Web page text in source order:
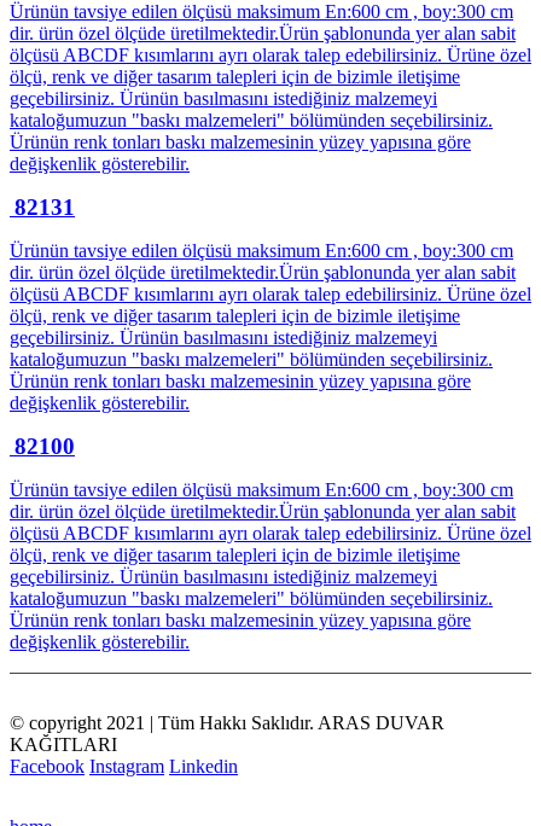
Ürünün tavsiye edilen ölçüsü maksimum En:600 cm , boy:300 cm
dir. ürün özel ölçüde üretilmektedir.Ürün şablonunda yer alan sabit
ölçüsü ABCDF kısımlarını ayrı olarak talep edebilirsiniz. Ürüne özel
ölçü, renk ve diğer tasarım talepleri için de bizimle iletişime
geçebilirsiniz. Ürünün basılmasını istediğiniz malzemeyi
kataloğumuzun "baskı malzemeleri" bölümünden seçebilirsiniz.
Ürünün renk tonları baskı malzemesinin yüzey yapısına göre
değişkenlik gösterebilir.
82131
Ürünün tavsiye edilen ölçüsü maksimum En:600 cm , boy:300 cm
dir. ürün özel ölçüde üretilmektedir.Ürün şablonunda yer alan sabit
ölçüsü ABCDF kısımlarını ayrı olarak talep edebilirsiniz. Ürüne özel
ölçü, renk ve diğer tasarım talepleri için de bizimle iletişime
geçebilirsiniz. Ürünün basılmasını istediğiniz malzemeyi
kataloğumuzun "baskı malzemeleri" bölümünden seçebilirsiniz.
Ürünün renk tonları baskı malzemesinin yüzey yapısına göre
değişkenlik gösterebilir.
82100
Ürünün tavsiye edilen ölçüsü maksimum En:600 cm , boy:300 cm
dir. ürün özel ölçüde üretilmektedir.Ürün şablonunda yer alan sabit
ölçüsü ABCDF kısımlarını ayrı olarak talep edebilirsiniz. Ürüne özel
ölçü, renk ve diğer tasarım talepleri için de bizimle iletişime
geçebilirsiniz. Ürünün basılmasını istediğiniz malzemeyi
kataloğumuzun "baskı malzemeleri" bölümünden seçebilirsiniz.
Ürünün renk tonları baskı malzemesinin yüzey yapısına göre
değişkenlik gösterebilir.
© copyright 2021 | Tüm Hakkı Saklıdır. ARAS DUVAR
KAĞITLARI
Facebook Instagram Linkedin